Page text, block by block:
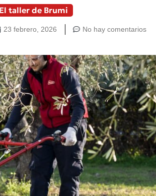
El taller de Brumi
23 febrero, 2026 No hay comentarios